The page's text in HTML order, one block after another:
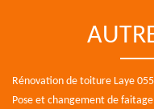
Rénovation de toiture Laye
Pose et changement de